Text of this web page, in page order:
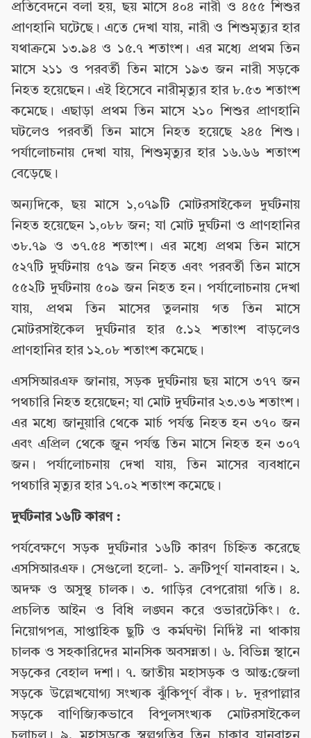
প্রতিবেদনে বলা হয়, ছয় মাসে ৪০৪ নারী ও ৪৫৫ শিশুর
প্রাণহানি ঘটেছে। এতে দেখা যায়, নারী ও শিশুমৃত্যুর হার
যথাক্রমে ১৩.৯৪ ও ১৫.৭ শতাংশ। এর মধ্যে প্রথম তিন
মাসে ২১১ ও পরবর্তী তিন মাসে ১৯৩ জন নারী সড়কে
নিহত হয়েছেন। এই হিসেবে নারীমৃত্যুর হার ৮.৫৩ শতাংশ
কমেছে। এছাড়া প্রথম তিন মাসে ২১০ শিশুর প্রাণহানি
ঘটলেও পরবর্তী তিন মাসে নিহত হয়েছে ২৪৫ শিশু।
পর্যালোচনায় দেখা যায়, শিশুমৃত্যুর হার ১৬.৬৬ শতাংশ
বেড়েছে।
অন্যদিকে, ছয় মাসে ১,০৭৯টি মোটরসাইকেল দুর্ঘটনায়
নিহত হয়েছেন ১,০৮৮ জন; যা মোট দুর্ঘটনা ও প্রাণহানির
৩৮.৭৯ ও ৩৭.৫৪ শতাংশ। এর মধ্যে প্রথম তিন মাসে
৫২৭টি দুর্ঘটনায় ৫৭৯ জন নিহত এবং পরবর্তী তিন মাসে
৫৫২টি দুর্ঘটনায় ৫০৯ জন নিহত হন। পর্যালোচনায় দেখা
যায়, প্রথম তিন মাসের তুলনায় গত তিন মাসে
মোটরসাইকেল দুর্ঘটনার হার ৫.১২ শতাংশ বাড়লেও
প্রাণহানির হার ১২.০৮ শতাংশ কমেছে।
এসসিআরএফ জানায়, সড়ক দুর্ঘটনায় ছয় মাসে ৩৭৭ জন
পথচারি নিহত হয়েছেন; যা মোট দুর্ঘটনার ২৩.৩৬ শতাংশ।
এর মধ্যে জানুয়ারি থেকে মার্চ পর্যন্ত নিহত হন ৩৭০ জন
এবং এপ্রিল থেকে জুন পর্যন্ত তিন মাসে নিহত হন ৩০৭
জন। পর্যালোচনায় দেখা যায়, তিন মাসের ব্যবধানে
পথচারি মৃত্যুর হার ১৭.০২ শতাংশ কমেছে।
দুর্ঘটনার ১৬টি কারণ :
পর্যবেক্ষণে সড়ক দুর্ঘটনার ১৬টি কারণ চিহ্নিত করেছে
এসসিআরএফ। সেগুলো হলো- ১. ত্রুটিপূর্ণ যানবাহন। ২.
অদক্ষ ও অসুস্থ চালক। ৩. গাড়ির বেপরোয়া গতি। ৪.
প্রচলিত আইন ও বিধি লঙ্ঘন করে ওভারটেকিং। ৫.
নিয়োগপত্র, সাপ্তাহিক ছুটি ও কর্মঘন্টা নির্দিষ্ট না থাকায়
চালক ও সহকারিদের মানসিক অবসন্নতা। ৬. বিভিন্ন স্থানে
সড়কের বেহাল দশা। ৭. জাতীয় মহাসড়ক ও আন্ত:জেলা
সড়কে উল্লেখযোগ্য সংখ্যক ঝুঁকিপূর্ণ বাঁক। ৮. দূরপাল্লার
সড়কে বাণিজ্যিকভাবে বিপুলসংখ্যক মোটরসাইকেল